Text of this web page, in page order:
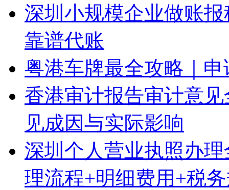
深圳小规模企业做账
靠谱代账
粤港车牌最全攻略｜
香港审计报告审计意
见成因与实际影响
深圳个人营业执照办
理流程+明细费用+税